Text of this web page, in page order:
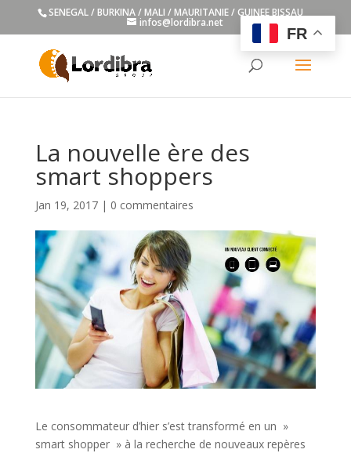
SENEGAL / BURKINA / MALI / MAURITANIE / GUINEE BISSAU
infos@lordibra.net
La nouvelle ère des
smart shoppers
Jan 19, 2017| 0 commentaires
Le consommateur d’hier s’est transformé en un »
smart shopper » à la recherche de nouveaux repères
FR